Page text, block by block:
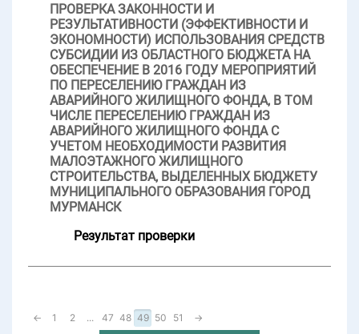
ПРОВЕРКА ЗАКОННОСТИ И
РЕЗУЛЬТАТИВНОСТИ (ЭФФЕКТИВНОСТИ И
ЭКОНОМНОСТИ) ИСПОЛЬЗОВАНИЯ СРЕДСТВ
СУБСИДИИ ИЗ ОБЛАСТНОГО БЮДЖЕТА НА
ОБЕСПЕЧЕНИЕ В 2016 ГОДУ МЕРОПРИЯТИЙ
ПО ПЕРЕСЕЛЕНИЮ ГРАЖДАН ИЗ
АВАРИЙНОГО ЖИЛИЩНОГО ФОНДА, В ТОМ
ЧИСЛЕ ПЕРЕСЕЛЕНИЮ ГРАЖДАН ИЗ
АВАРИЙНОГО ЖИЛИЩНОГО ФОНДА С
УЧЕТОМ НЕОБХОДИМОСТИ РАЗВИТИЯ
МАЛОЭТАЖНОГО ЖИЛИЩНОГО
СТРОИТЕЛЬСТВА, ВЫДЕЛЕННЫХ БЮДЖЕТУ
МУНИЦИПАЛЬНОГО ОБРАЗОВАНИЯ ГОРОД
МУРМАНСК
Результат проверки
← 1 2 ... 47 48 49 50 51 →